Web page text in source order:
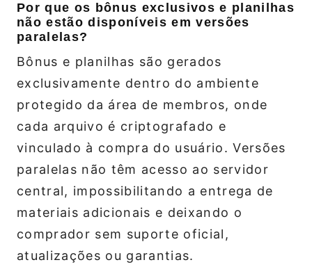
Por que os bônus exclusivos e planilhas
não estão disponíveis em versões
paralelas?
Bônus e planilhas são gerados
exclusivamente dentro do ambiente
protegido da área de membros, onde
cada arquivo é criptografado e
vinculado à compra do usuário. Versões
paralelas não têm acesso ao servidor
central, impossibilitando a entrega de
materiais adicionais e deixando o
comprador sem suporte oficial,
atualizações ou garantias.